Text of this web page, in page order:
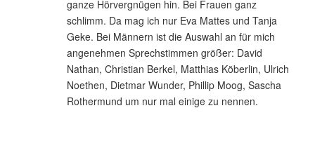
ganze Hörvergnügen hin. Bei Frauen ganz
schlimm. Da mag ich nur Eva Mattes und Tanja
Geke. Bei Männern ist die Auswahl an für mich
angenehmen Sprechstimmen größer: David
Nathan, Christian Berkel, Matthias Köberlin, Ulrich
Noethen, Dietmar Wunder, Phillip Moog, Sascha
Rothermund um nur mal einige zu nennen.